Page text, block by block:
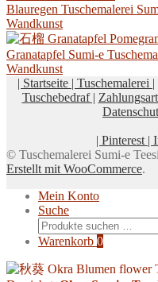
Blauregen Tuschemalerei
Wandkunst
Granatapfel Sumi-e
Wandkunst
| Startseite | Tuschemalerei |
Tuschebedraf | Zahlungsart |
| Pinterest |
© Tuschemalerei Sumi-e
Erstellt mit WooCommerce.
Mein Konto
Suche
Suchen
nach:
Warenkorb 0